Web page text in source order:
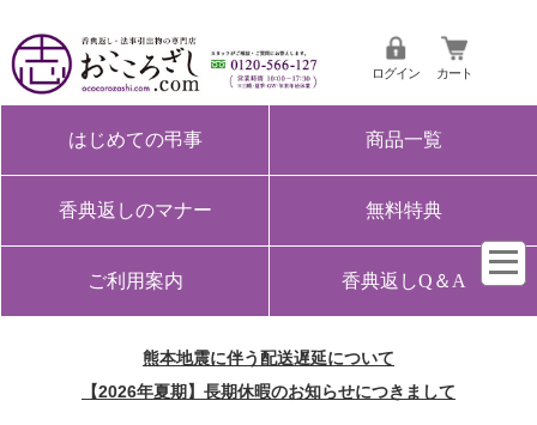
ログイン カート
はじめての弔事 商品一覧
香典返しのマナー 無料特典
ご利用案内 香典返しQ＆A
熊本地震に伴う配送遅延について
【2026年夏期】長期休暇のお知らせにつきまして